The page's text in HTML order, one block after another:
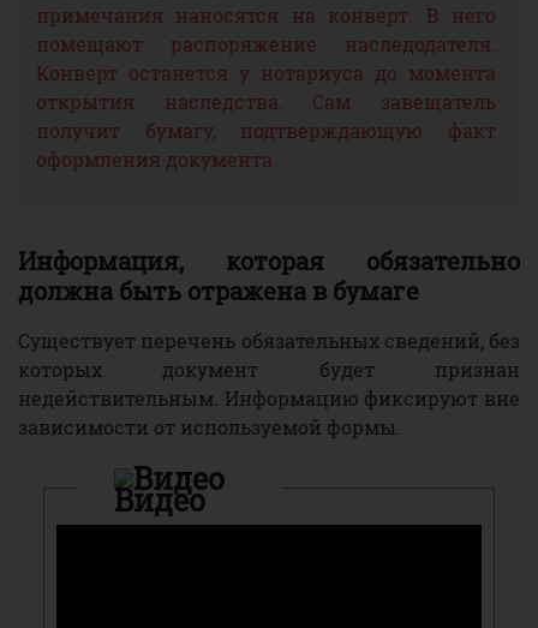
примечания наносятся на конверт. В него
помещают распоряжение наследодателя.
Конверт останется у нотариуса до момента
открытия наследства. Сам завещатель
получит бумагу, подтверждающую факт
оформления документа.
Информация, которая обязательно
должна быть отражена в бумаге
Существует перечень обязательных сведений, без
которых документ будет признан
недействительным. Информацию фиксируют вне
зависимости от используемой формы.
Видео